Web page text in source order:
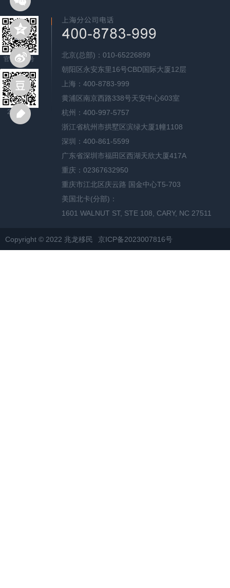
官方公众号
24H微信
北京(总部)：010-65226899
朝阳区永安东里16号CBD国际大厦12层
上海：400-8783-999
黄浦区南京西路338号天安中心603室
杭州：400-997-5757
浙江省杭州市拱墅区滨绿大厦1幢1108
深圳：400-861-5599
广东省深圳市福田区西湖天欣大厦417A
重庆：02367632950
重庆市江北区庆云路 国金中心T5-703
美国北卡(分部)：
1601 WALNUT ST, STE 108, CARY, NC 27511
Copyright © 2022 兆龙移民 京ICP备2023007816号